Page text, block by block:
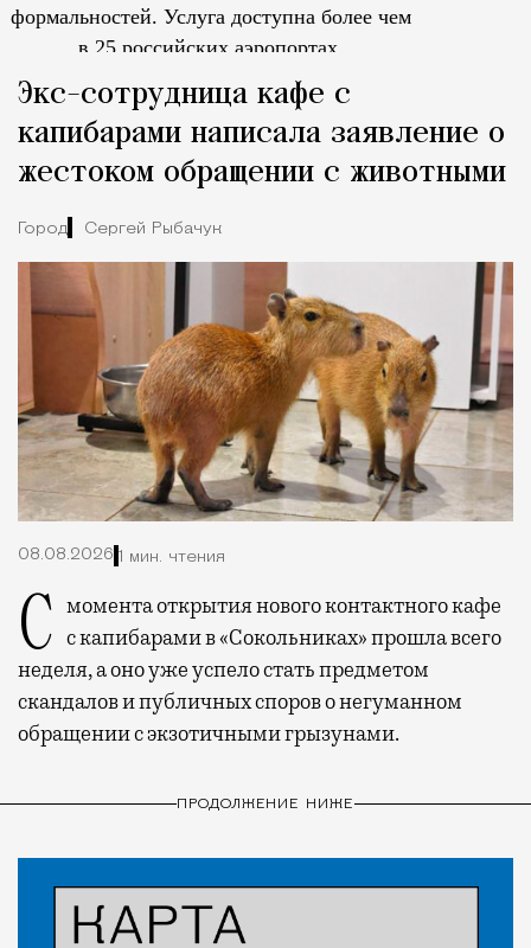
формальностей. Услуга доступна более чем
в 25 российских аэропортах.
Экс-сотрудница кафе с
капибарами написала заявление о
жестоком обращении с животными
Город Сергей Рыбачук
08.08.2026 1 мин. чтения
С момента открытия нового контактного кафе с капибарами в «Сокольниках» прошла всего
неделя, а оно уже успело стать предметом
скандалов и публичных споров о негуманном
обращении с экзотичными грызунами.
ПРОДОЛЖЕНИЕ НИЖЕ